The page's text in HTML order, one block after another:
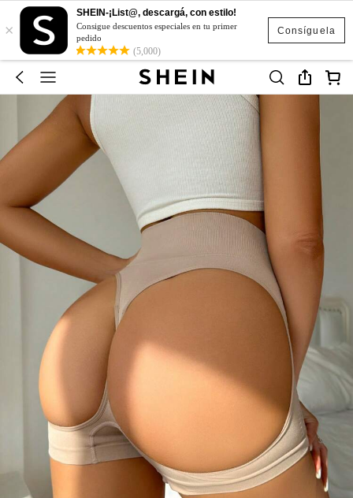
Consíguela
×
SHEIN-¡List@, descargá, con estilo!
Consigue descuentos especiales en tu primer
pedido
(5,000)